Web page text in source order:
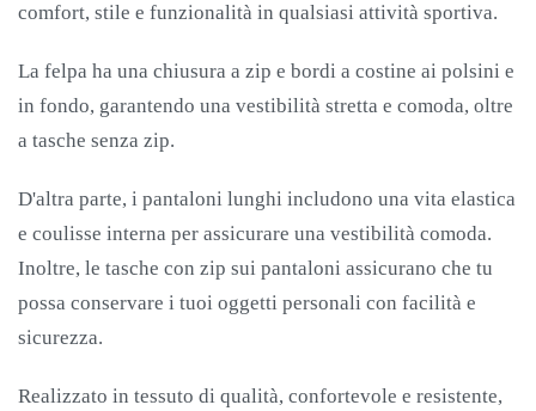
comfort, stile e funzionalità in qualsiasi attività sportiva.
La felpa ha una chiusura a zip e bordi a costine ai polsini e
in fondo, garantendo una vestibilità stretta e comoda, oltre
a tasche senza zip.
D'altra parte, i pantaloni lunghi includono una vita elastica
e coulisse interna per assicurare una vestibilità comoda.
Inoltre, le tasche con zip sui pantaloni assicurano che tu
possa conservare i tuoi oggetti personali con facilità e
sicurezza.
Realizzato in tessuto di qualità, confortevole e resistente,